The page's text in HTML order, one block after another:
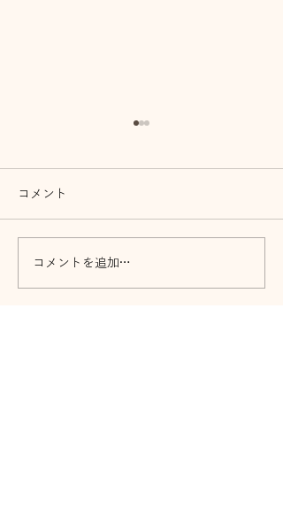
音祭開催 ガーデン前橋
コメント
コメントを追加…